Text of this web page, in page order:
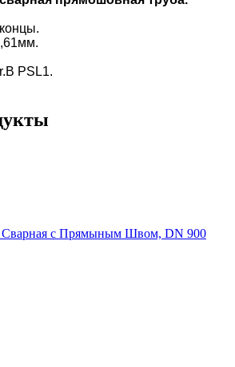
PSL1.
Сварная с Прямыным Швом, DN 900